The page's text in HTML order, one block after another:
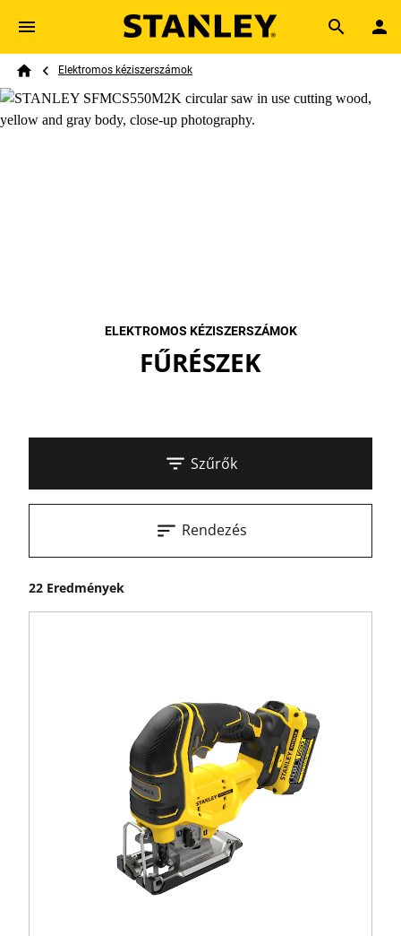
Skip to main content
Search
Breadcrumb
Elektromos kéziszerszámok
ELEKTROMOS KÉZISZERSZÁMOK
FŰRÉSZEK
Szűrők
22 Eredmények
Rendezés